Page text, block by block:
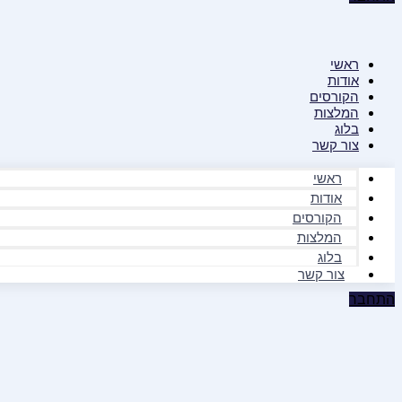
ראשי
אודות
הקורסים
המלצות
בלוג
צור קשר
ראשי
אודות
הקורסים
המלצות
בלוג
צור קשר
התחבר